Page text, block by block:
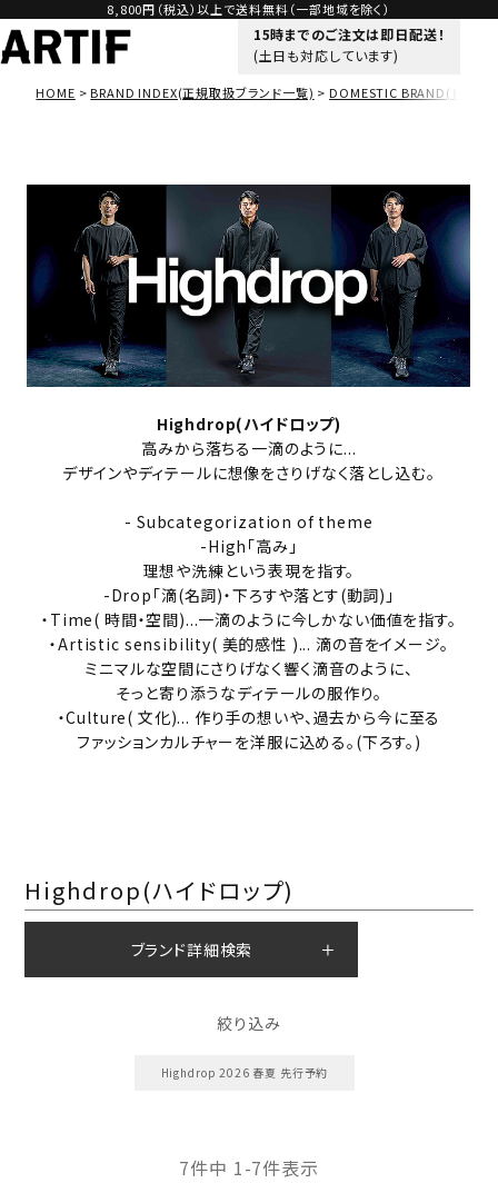
8,800円（税込）以上で送料無料（一部地域を除く）
15時までのご注文は即日配送！
(土日も対応しています)
HOME BRAND INDEX(正規取扱ブランド一覧) DOMESTIC BRAND(ドメステ
Highdrop(ハイドロップ)
高みから落ちる一滴のように...
デザインやディテールに想像をさりげなく落とし込む。
- Subcategorization of theme
-High「高み」
理想や洗練という表現を指す。
-Drop「滴(名詞)・下ろすや落とす(動詞)」
・Time( 時間・空間)...一滴のように今しかない価値を指す。
・Artistic sensibility( 美的感性 )... 滴の音をイメージ。
ミニマルな空間にさりげなく響く滴音のように、
そっと寄り添うなディテールの服作り。
・Culture( 文化)... 作り手の想いや、過去から今に至る
ファッションカルチャーを洋服に込める。(下ろす。)
Highdrop(ハイドロップ)
ブランド詳細検索
絞り込み
Highdrop 2026 春夏 先行予約
7件中 1-7件表示